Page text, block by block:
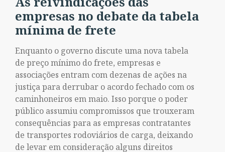
empresas no debate da tabela
mínima de frete
Enquanto o governo discute uma nova tabela
de preço mínimo do frete, empresas e
associações entram com dezenas de ações na
justiça para derrubar o acordo fechado com os
caminhoneiros em maio. Isso porque o poder
público assumiu compromissos que trouxeram
consequências para as empresas contratantes
de transportes rodoviários de carga, deixando
de levar em consideração alguns direitos